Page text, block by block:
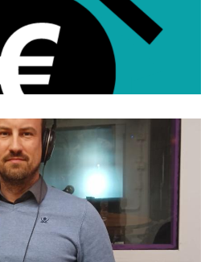
Habitatge
Al Dia Amb L'Arnau
De Medi
Del Consell
Del Baix Penedès